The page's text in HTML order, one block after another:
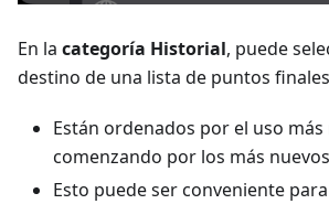
En la categoría Historial, puede
destino de una lista de puntos
Están ordenados por el uso más
comenzando por los más
Esto puede ser conveniente